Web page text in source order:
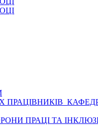
ПРАЦІВНИКІВ
ПРАЦІ ТА